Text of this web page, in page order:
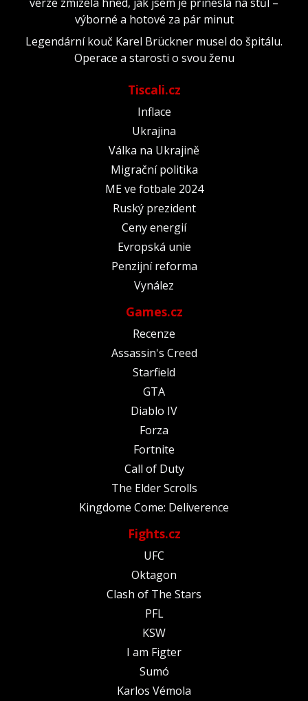
výborné a hotové za pár minut
Legendární kouč Karel Brückner musel do špitálu.
Operace a starosti o svou ženu
Tiscali.cz
Inflace
Ukrajina
Válka na Ukrajině
Migrační politika
ME ve fotbale 2024
Ruský prezident
Ceny energií
Evropská unie
Penzijní reforma
Vynález
Games.cz
Recenze
Assassin's Creed
Starfield
GTA
Diablo IV
Forza
Fortnite
Call of Duty
The Elder Scrolls
Kingdome Come: Deliverence
Fights.cz
UFC
Oktagon
Clash of The Stars
PFL
KSW
I am Figter
Sumó
Karlos Vémola